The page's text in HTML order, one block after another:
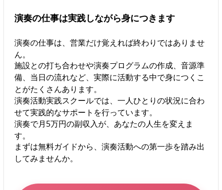
演奏の仕事は実践しながら身につきます
演奏の仕事は、営業だけ覚えれば終わりではありませ
ん。
施設との打ち合わせや演奏プログラムの作成、音源準
備、当日の流れなど、実際に活動する中で身につくこ
とがたくさんあります。
演奏活動実践スクールでは、一人ひとりの状況に合わ
せて実践的なサポートを行っています。
演奏で月5万円の副収入が、あなたの人生を変えま
す。
まずは無料ガイドから、演奏活動への第一歩を踏み出
してみませんか。